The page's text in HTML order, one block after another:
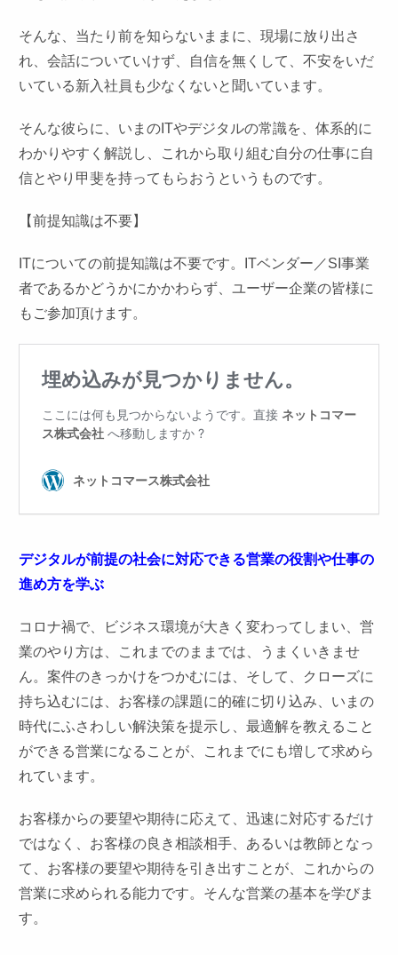
そんな、当たり前を知らないままに、現場に放り出さ
れ、会話についていけず、自信を無くして、不安をいだ
いている新入社員も少なくないと聞いています。
そんな彼らに、いまのITやデジタルの常識を、体系的に
わかりやすく解説し、これから取り組む自分の仕事に自
信とやり甲斐を持ってもらおうというものです。
【前提知識は不要】
ITについての前提知識は不要です。ITベンダー／SI事業
者であるかどうかにかかわらず、ユーザー企業の皆様に
もご参加頂けます。
デジタルが前提の社会に対応できる営業の役割や仕事の
進め方を学ぶ
コロナ禍で、ビジネス環境が大きく変わってしまい、営
業のやり方は、これまでのままでは、うまくいきませ
ん。案件のきっかけをつかむには、そして、クローズに
持ち込むには、お客様の課題に的確に切り込み、いまの
時代にふさわしい解決策を提示し、最適解を教えること
ができる営業になることが、これまでにも増して求めら
れています。
お客様からの要望や期待に応えて、迅速に対応するだけ
ではなく、お客様の良き相談相手、あるいは教師となっ
て、お客様の要望や期待を引き出すことが、これからの
営業に求められる能力です。そんな営業の基本を学びま
す。